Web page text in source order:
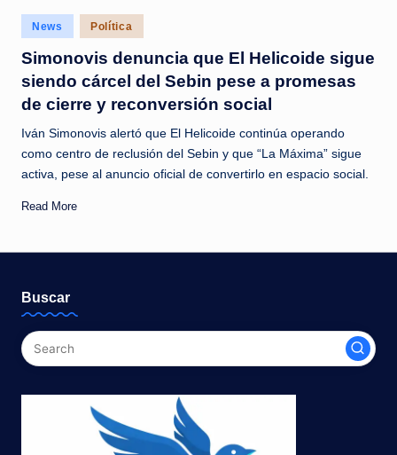
c
i
a
s
a
l
i
n
a
n
t
e
Posted
in
News Política
Simonovis denuncia que El Helicoide sigue
siendo cárcel del Sebin pese a promesas
de cierre y reconversión social
Iván Simonovis alertó que El Helicoide continúa operando
como centro de reclusión del Sebin y que “La Máxima” sigue
activa, pese al anuncio oficial de convertirlo en espacio social.
Read More
Buscar